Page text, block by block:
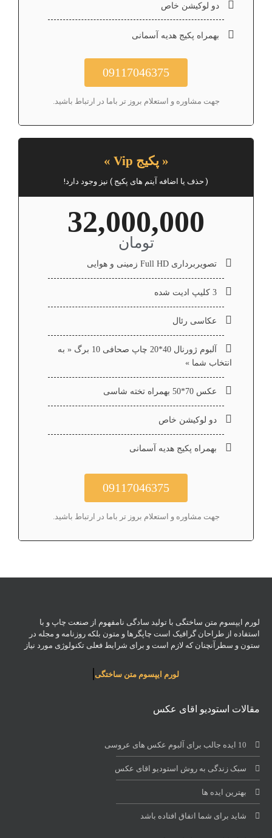
دو لوکیشن خاص
بهمراه پکیج هدیه آسمانی
09117046375
جهت مشاوره و استعلام بروز تر باما در ارتباط باشید.
« پکیج Vip »
( حذف یا اضافه آیتم های پکیج ) نیز وجود دارد!
32,000,000
تومان
تصویربرداری Full HD زمینی و هوایی
3 کلیپ ادیت شده
عکاسی رئال
آلبوم ژورنال 40*20 چاپ صحافی 10 برگ « به
انتخاب شما »
عکس 70*50 بهمراه تخته شاسی
دو لوکیشن خاص
بهمراه پکیج هدیه آسمانی
09117046375
جهت مشاوره و استعلام بروز تر باما در ارتباط باشید.
لورم ایپسوم متن ساختگی با تولید سادگی نامفهوم از صنعت چاپ و با
استفاده از طراحان گرافیک است چاپگرها و متون بلکه روزنامه و مجله در
ستون و سطرآنچنان که لازم است و برای شرایط فعلی تکنولوژی مورد نیاز
لورم ایپسوم متن ساختگی
مقالات استودیو اقای عکس
10 ایده جالب برای آلبوم عکس های عروسی
سبک زندگی به روش استودیو اقای عکس
بهترین ایده ها
شاید برای شما اتفاق افتاده باشد